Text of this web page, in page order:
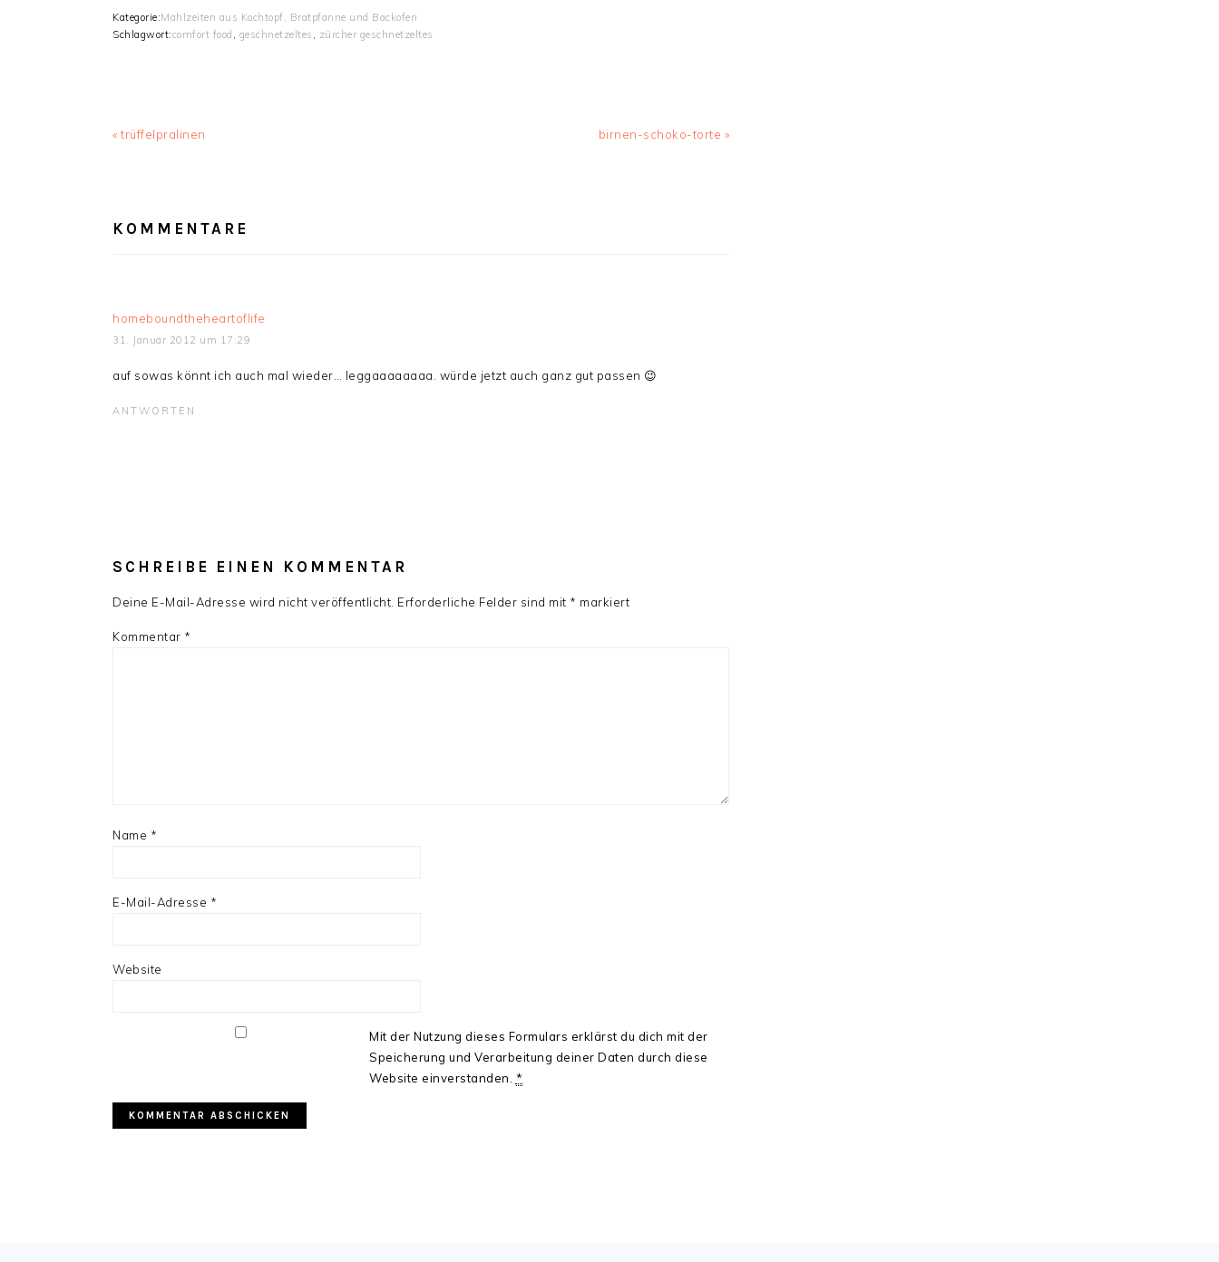
Kategorie:Mahlzeiten aus Kochtopf, Bratpfanne und Backofen
Schlagwort:comfort food , geschnetzeltes , zürcher geschnetzeltes
Vorheriger
« trüffelpralinen
Nächster
birnen-schoko-torte »
KOMMENTARE
homeboundtheheartoflife
31. Januar 2012 um 17:29
auf sowas könnt ich auch mal wieder… leggaaaaaaaa. würde jetzt auch ganz gut passen 😉
ANTWORTEN
SCHREIBE EINEN KOMMENTAR
Deine E-Mail-Adresse wird nicht veröffentlicht. Erforderliche Felder sind mit * markiert
Kommentar *
Name *
E-Mail-Adresse *
Website
Mit der Nutzung dieses Formulars erklärst du dich mit der
Speicherung und Verarbeitung deiner Daten durch diese
Website einverstanden. *